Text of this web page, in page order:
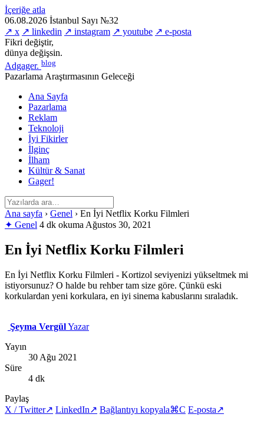
İçeriğe atla
06.08.2026 İstanbul Sayı №32
↗ x ↗ linkedin ↗ instagram ↗ youtube ↗ e-posta
Fikri değiştir,
dünya değişsin.
Adgager. blog
Pazarlama Araştırmasının Geleceği
Ana Sayfa
Pazarlama
Reklam
Teknoloji
İyi Fikirler
İlginç
İlham
Kültür & Sanat
Gager!
Ana sayfa › Genel › En İyi Netflix Korku Filmleri
✦ Genel 4 dk okuma Ağustos 30, 2021
En İyi Netflix Korku Filmleri
En İyi Netflix Korku Filmleri - Kortizol seviyenizi yükseltmek mi
istiyorsunuz? O halde bu rehber tam size göre. Çünkü eski
korkulardan yeni korkulara, en iyi sinema kabuslarını sıraladık.
Şeyma VergülYazar
Yayın
30 Ağu 2021
Süre
4 dk
Paylaş
X / Twitter↗ LinkedIn↗ Bağlantıyı kopyala⌘C E-posta↗